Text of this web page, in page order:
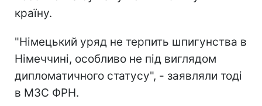
країну.
"Німецький уряд не терпить шпигунства в
Німеччині, особливо не під виглядом
дипломатичного статусу", - заявляли тоді
в МЗС ФРН.